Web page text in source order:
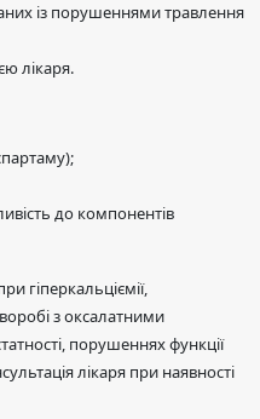
із порушеннями травлення
лікаря.
до компонентів
гіперкальціємії,
з оксалатними
порушеннях функції
лікаря при наявності